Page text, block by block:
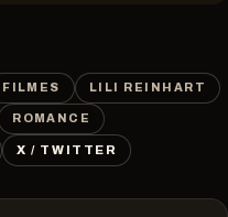
FILMES LILI REINHART
ROMANCE
X / TWITTER